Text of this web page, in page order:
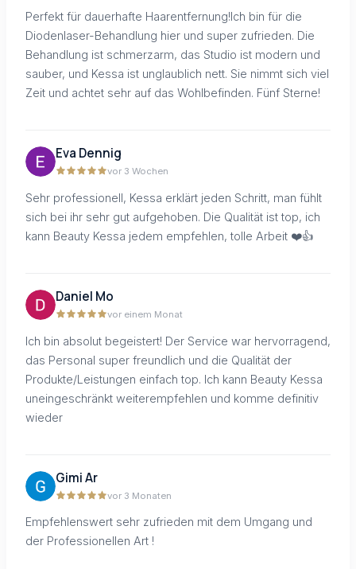
Perfekt für dauerhafte Haarentfernung!Ich bin für die
Diodenlaser-Behandlung hier und super zufrieden. Die
Behandlung ist schmerzarm, das Studio ist modern und
sauber, und Kessa ist unglaublich nett. Sie nimmt sich viel
Zeit und achtet sehr auf das Wohlbefinden. Fünf Sterne!
Eva Dennig
vor 3 Wochen
Sehr professionell, Kessa erklärt jeden Schritt, man fühlt
sich bei ihr sehr gut aufgehoben. Die Qualität ist top, ich
kann Beauty Kessa jedem empfehlen, tolle Arbeit ❤️👍
Daniel Mo
vor einem Monat
Ich bin absolut begeistert! Der Service war hervorragend,
das Personal super freundlich und die Qualität der
Produkte/Leistungen einfach top. Ich kann Beauty Kessa
uneingeschränkt weiterempfehlen und komme definitiv
wieder
Gimi Ar
vor 3 Monaten
Empfehlenswert sehr zufrieden mit dem Umgang und
der Professionellen Art !